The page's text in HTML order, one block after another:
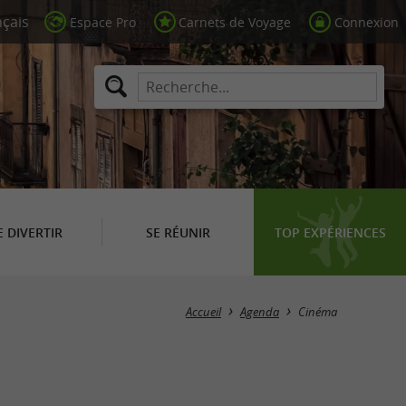
Espace Pro Carnets de Voyage Connexion
DIVERTIR SE RÉUNIR TOP EXPÉRIENCES
Masquer la carte
Accueil Agenda Cinéma